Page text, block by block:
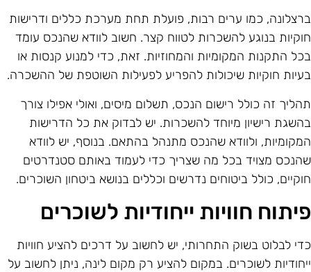
כמו ערים רבות, פועלת תחת מערכת כללים ודרישות
בנוגע להשכרות לטווח קצר. חשוב לוודא שהנכס עומד
התקנות המקומיות והמחוזיות. זאת, כדי למנוע קנסות או
חוקיות שיכולות להפריע לפעילות השוטפת של ההשכרה.
זה כולל רישום הנכס, תשלום מיסים, ואולי אפילו צורך
רישיון מיוחד להשכרות. יש לבדוק את כל הדרישות
ולוודא שהנכס מתנהל בהתאם. בנוסף, יש לוודא
מצויד בכל מה שצריך כדי לעמוד באותם סטנדרטים
כולל ביטוחים נדרשים וכללים בנושא ביטחון השוכרים.
חוויות ייחודיות לשוכרים
לבלוט בשוק התחרותי, יש לחשוב על דרכים להציע חוויות
לשוכרים. במקום להציע רק מקום לינה, ניתן לחשוב על